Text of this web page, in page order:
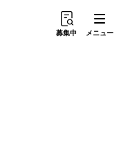
募集中 メニュー